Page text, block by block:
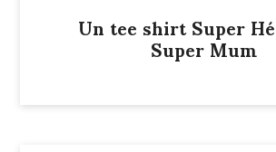
Un tee shirt Super
Super Mum